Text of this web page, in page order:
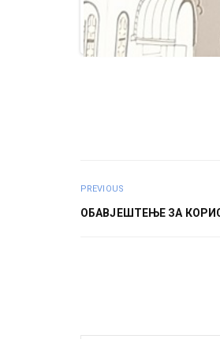
PREVIOUS
ОБАВЈЕШТЕЊЕ ЗА